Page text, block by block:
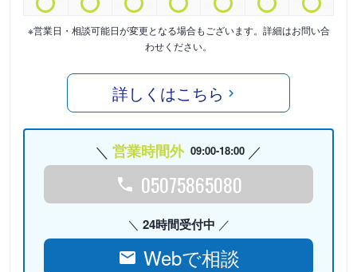
※営業日・相談可能日が変更となる場合もございます。詳細はお問い合
わせください。
詳しくはこちら
営業時間外 09:00-18:00
05075865080
24時間受付中
Webで相談